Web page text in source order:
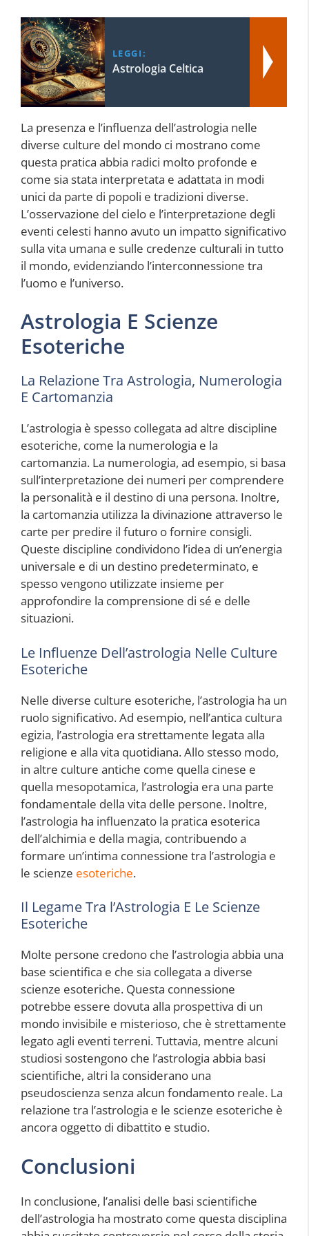
LEGGI:
Astrologia Celtica
La presenza e l’influenza dell’astrologia nelle
diverse culture del mondo ci mostrano come
questa pratica abbia radici molto profonde e
come sia stata interpretata e adattata in modi
unici da parte di popoli e tradizioni diverse.
L’osservazione del cielo e l’interpretazione degli
eventi celesti hanno avuto un impatto significativo
sulla vita umana e sulle credenze culturali in tutto
il mondo, evidenziando l’interconnessione tra
l’uomo e l’universo.
Astrologia E Scienze
Esoteriche
La Relazione Tra Astrologia, Numerologia
E Cartomanzia
L’astrologia è spesso collegata ad altre discipline
esoteriche, come la numerologia e la
cartomanzia. La numerologia, ad esempio, si basa
sull’interpretazione dei numeri per comprendere
la personalità e il destino di una persona. Inoltre,
la cartomanzia utilizza la divinazione attraverso le
carte per predire il futuro o fornire consigli.
Queste discipline condividono l’idea di un’energia
universale e di un destino predeterminato, e
spesso vengono utilizzate insieme per
approfondire la comprensione di sé e delle
situazioni.
Le Influenze Dell’astrologia Nelle Culture
Esoteriche
Nelle diverse culture esoteriche, l’astrologia ha un
ruolo significativo. Ad esempio, nell’antica cultura
egizia, l’astrologia era strettamente legata alla
religione e alla vita quotidiana. Allo stesso modo,
in altre culture antiche come quella cinese e
quella mesopotamica, l’astrologia era una parte
fondamentale della vita delle persone. Inoltre,
l’astrologia ha influenzato la pratica esoterica
dell’alchimia e della magia, contribuendo a
formare un’intima connessione tra l’astrologia e
le scienze esoteriche.
Il Legame Tra l’Astrologia E Le Scienze
Esoteriche
Molte persone credono che l’astrologia abbia una
base scientifica e che sia collegata a diverse
scienze esoteriche. Questa connessione
potrebbe essere dovuta alla prospettiva di un
mondo invisibile e misterioso, che è strettamente
legato agli eventi terreni. Tuttavia, mentre alcuni
studiosi sostengono che l’astrologia abbia basi
scientifiche, altri la considerano una
pseudoscienza senza alcun fondamento reale. La
relazione tra l’astrologia e le scienze esoteriche è
ancora oggetto di dibattito e studio.
Conclusioni
In conclusione, l’analisi delle basi scientifiche
dell’astrologia ha mostrato come questa disciplina